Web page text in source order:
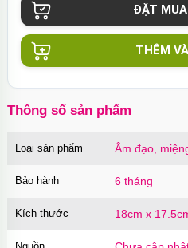
THÊM
Thông số sản phẩm
Loại sản phẩm Âm đạo,
Bảo hành 6 tháng
Kích thước 18cm x